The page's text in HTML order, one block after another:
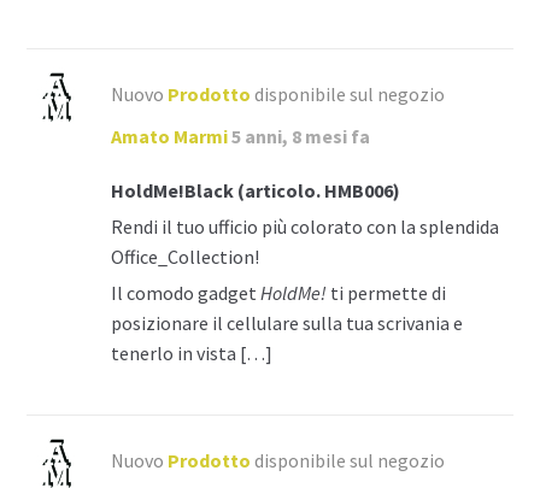
Nuovo Prodotto disponibile sul negozio
Amato Marmi5 anni, 8 mesi fa
HoldMe!Black (articolo. HMB006)
Rendi il tuo ufficio più colorato con la splendida
Office_Collection!
Il comodo gadget HoldMe! ti permette di
posizionare il cellulare sulla tua scrivania e
tenerlo in vista […]
Nuovo Prodotto disponibile sul negozio